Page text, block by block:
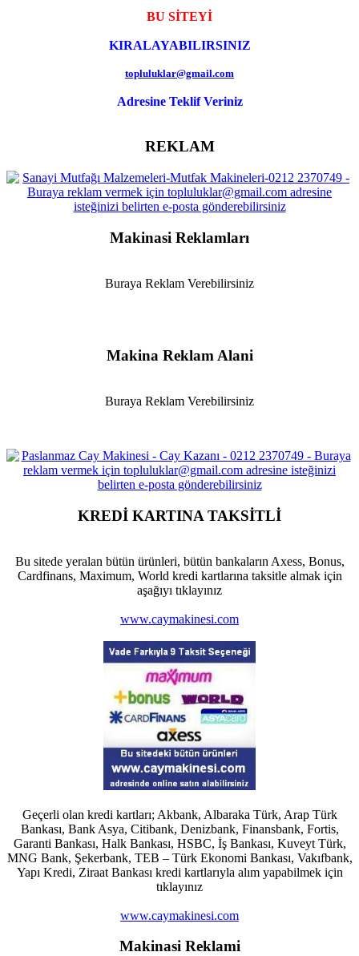
BU SİTEYİ
KIRALAYABILIRSINIZ
topluluklar@gmail.com
Adresine Teklif Veriniz
REKLAM
Makinasi Reklamları
Buraya Reklam Verebilirsiniz
Makina Reklam Alani
Buraya Reklam Verebilirsiniz
KREDİ KARTINA TAKSİTLİ
Bu sitede yeralan bütün ürünleri, bütün bankaların Axess, Bonus,
Cardfinans, Maximum, World kredi kartlarına taksitle almak için
aşağıyı tıklayınız
www.caymakinesi.com
Geçerli olan kredi kartları; Akbank, Albaraka Türk, Arap Türk
Bankası, Bank Asya, Citibank, Denizbank, Finansbank, Fortis,
Garanti Bankası, Halk Bankası, HSBC, İş Bankası, Kuveyt Türk,
MNG Bank, Şekerbank, TEB – Türk Ekonomi Bankası, Vakıfbank,
Yapı Kredi, Ziraat Bankası kredi kartlarıyla alım yapabilmek için
tıklayınız
www.caymakinesi.com
Makinasi Reklami